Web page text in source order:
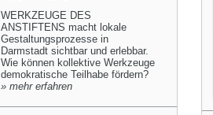
WERKZEUGE DES
ANSTIFTENS macht lokale
Gestaltungsprozesse in
Darmstadt sichtbar und erlebbar.
Wie können kollektive Werkzeuge
demokratische Teilhabe fördern?
» mehr erfahren